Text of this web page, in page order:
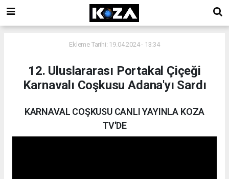
Ekleme Tarihi: 19.04.2024 - 13:34
12. Uluslararası Portakal Çiçeği
Karnavalı Coşkusu Adana'yı Sardı
KARNAVAL COŞKUSU CANLI YAYINLA KOZA
TV'DE